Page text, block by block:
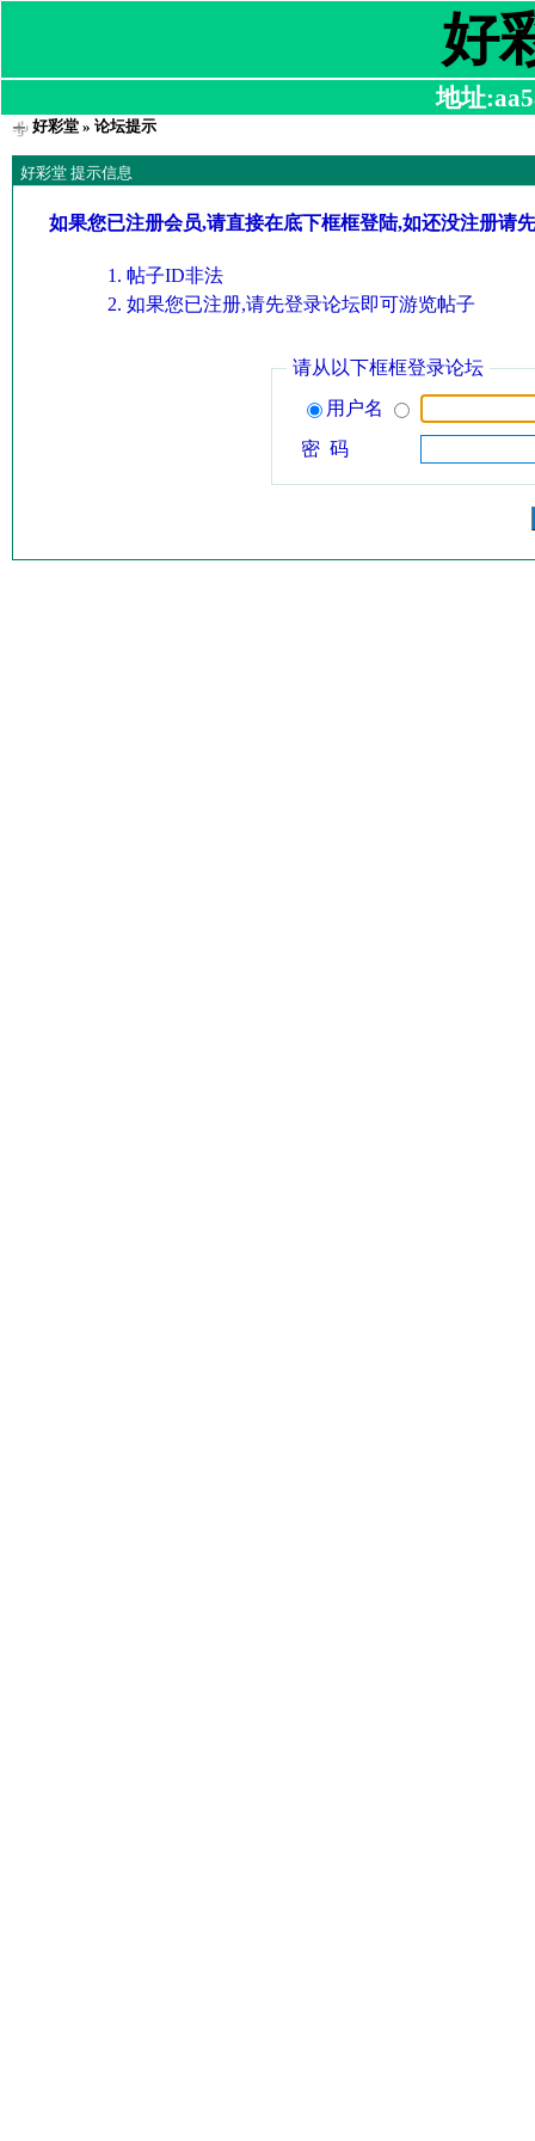
好
地址
好彩堂» 论坛提示
好彩堂 提示信息
如果您已注册会员,请直接在底下框框登陆,如还没注册请
帖子ID非法
如果您已注册,请先登录论坛即可游览帖子
请从以下框框登录论坛
用户名
密 码